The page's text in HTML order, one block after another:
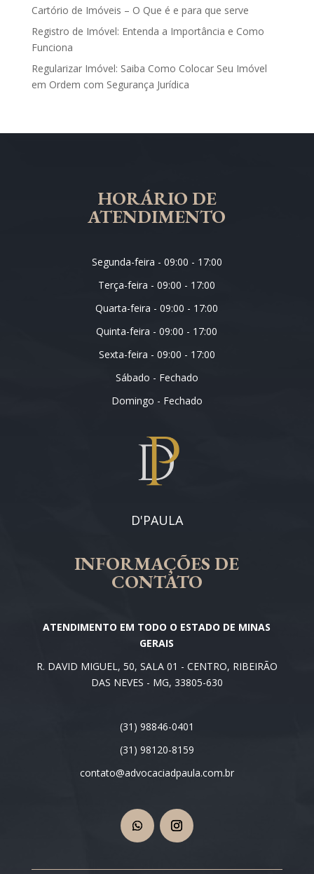
Cartório de Imóveis – O Que é e para que serve
Registro de Imóvel: Entenda a Importância e Como
Funciona
Regularizar Imóvel: Saiba Como Colocar Seu Imóvel
em Ordem com Segurança Jurídica
HORÁRIO DE
ATENDIMENTO
Segunda-feira - 09:00 - 17:00
Terça-feira - 09:00 - 17:00
Quarta-feira - 09:00 - 17:00
Quinta-feira - 09:00 - 17:00
Sexta-feira - 09:00 - 17:00
Sábado - Fechado
Domingo - Fechado
D'PAULA
INFORMAÇÕES DE
CONTATO
ATENDIMENTO EM TODO O ESTADO DE MINAS
GERAIS
R. DAVID MIGUEL, 50, SALA 01 - CENTRO, RIBEIRÃO
DAS NEVES - MG, 33805-630
(31) 98846-0401
(31) 98120-8159
contato@advocaciadpaula.com.br